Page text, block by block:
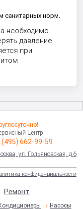
санитарных норм.
необходимо
давление
при
Центр:
(495) 662-99-59
ул. Гольяновская, д.6
конфиденциальности
Ремонт
Насосы